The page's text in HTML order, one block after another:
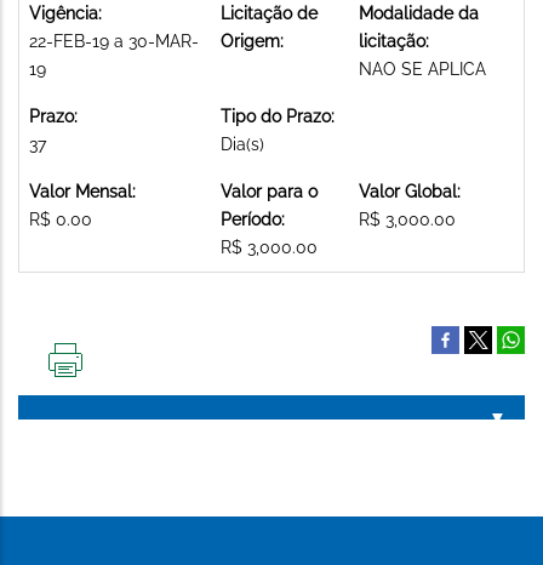
Vigência:
22-FEB-19 a 30-MAR-
19
Licitação de
Origem:
Modalidade da
licitação:
NAO SE APLICA
Prazo:
37
Tipo do Prazo:
Dia(s)
Valor Mensal:
R$ 0.00
Valor para o
Período:
R$ 3,000.00
Valor Global:
R$ 3,000.00
PÁGINA